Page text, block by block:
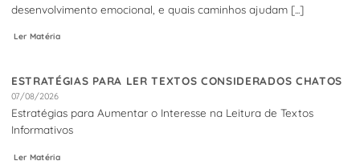
desenvolvimento emocional, e quais caminhos ajudam [...]
Ler Matéria
ESTRATÉGIAS PARA LER TEXTOS CONSIDERADOS CHATOS
07/08/2026
Estratégias para Aumentar o Interesse na Leitura de Textos
Informativos
Ler Matéria